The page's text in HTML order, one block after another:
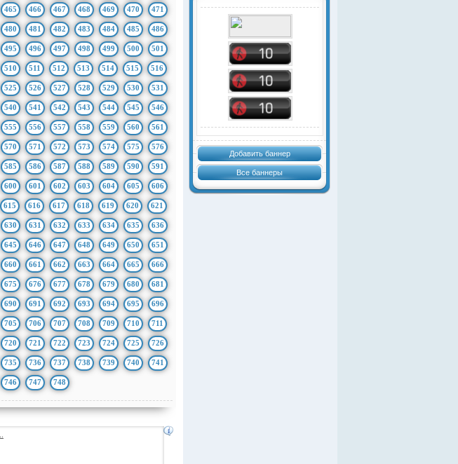
Добавить баннер
Все баннеры
465 466 467 468 469 470 471
480 481 482 483 484 485 486
495 496 497 498 499 500 501
510 511 512 513 514 515 516
525 526 527 528 529 530 531
540 541 542 543 544 545 546
555 556 557 558 559 560 561
570 571 572 573 574 575 576
585 586 587 588 589 590 591
600 601 602 603 604 605 606
615 616 617 618 619 620 621
630 631 632 633 634 635 636
645 646 647 648 649 650 651
660 661 662 663 664 665 666
675 676 677 678 679 680 681
690 691 692 693 694 695 696
705 706 707 708 709 710 711
720 721 722 723 724 725 726
735 736 737 738 739 740 741
746 747 748